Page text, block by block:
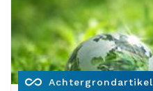
all_inclusive Achtergrondartikel